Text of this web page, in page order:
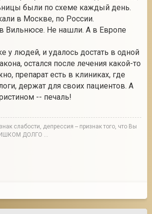
были по схеме каждый день.
в Москве, по России.
Вильнюсе. Не нашли. А в Европе
у людей, и удалось достать в одной
остался после лечения какой-то
препарат есть в клиниках, где
держат для своих пациентов. А
-- печаль!
слабости, депрессия -- признак того, что Вы
ДОЛГО ...